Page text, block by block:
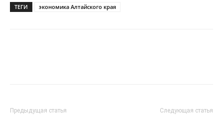
ТЕГИ экономика Алтайского края
Предыдущая статья Следующая статья